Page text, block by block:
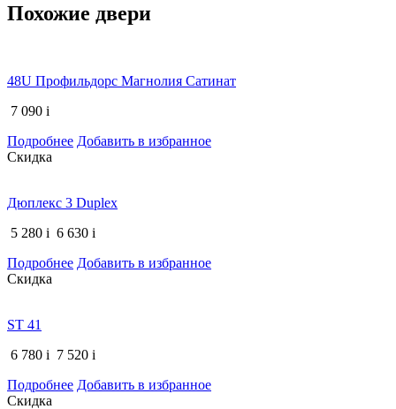
Похожие двери
48U Профильдорс Магнолия Сатинат
7 090 i
Подробнее Добавить в избранное
Скидка
Дюплекс 3 Duplex
5 280 i 6 630 i
Подробнее Добавить в избранное
Скидка
ST 41
6 780 i 7 520 i
Подробнее Добавить в избранное
Скидка